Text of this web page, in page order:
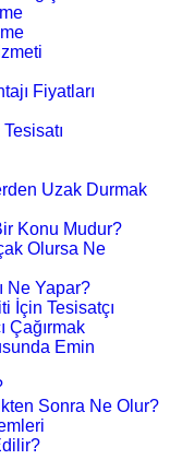
Fiyatları
Uzak Durmak
Konu Mudur?
Olursa Ne
Ne Yapar?
İçin Tesisatçı
Çağırmak
Emin
Sonra Ne Olur?